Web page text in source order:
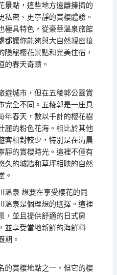
景點，這些地方遠離擁擠的
私密、更寧靜的賞櫻體驗。
極具特色，從豪華溫泉旅館
都讓你能夠與大自然親密接
秘櫻花景點和完美住宿，
的春天奇蹟。
遊城市，但在五稜郭公園賞
完全不同。五稜郭是一座具
年春天，數以千計的櫻花樹
麗的粉色花海。相比於其他
客相對較少，特別是在清晨
靜的賞櫻時光。這裡不僅有
久的城牆和草坪相映的自然
。
溫泉 想要在享受櫻花的同
溫泉是個理想的選擇。這裡
，並且提供舒適的日式房
並享受當地新鮮的海鮮料
期。
的賞櫻地點之一，但它的櫻